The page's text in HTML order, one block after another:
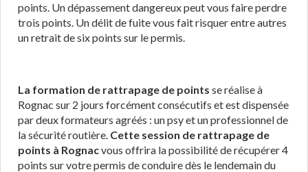
points. Un dépassement dangereux peut vous faire perdre
trois points. Un délit de fuite vous fait risquer entre autres
un retrait de six points sur le permis.
La formation de rattrapage de points se réalise à
Rognac sur 2 jours forcément consécutifs et est dispensée
par deux formateurs agréés : un psy et un professionnel de
la sécurité routière. Cette session de rattrapage de
points à Rognacvous offrira la possibilité de récupérer 4
points sur votre permis de conduire dès le lendemain du